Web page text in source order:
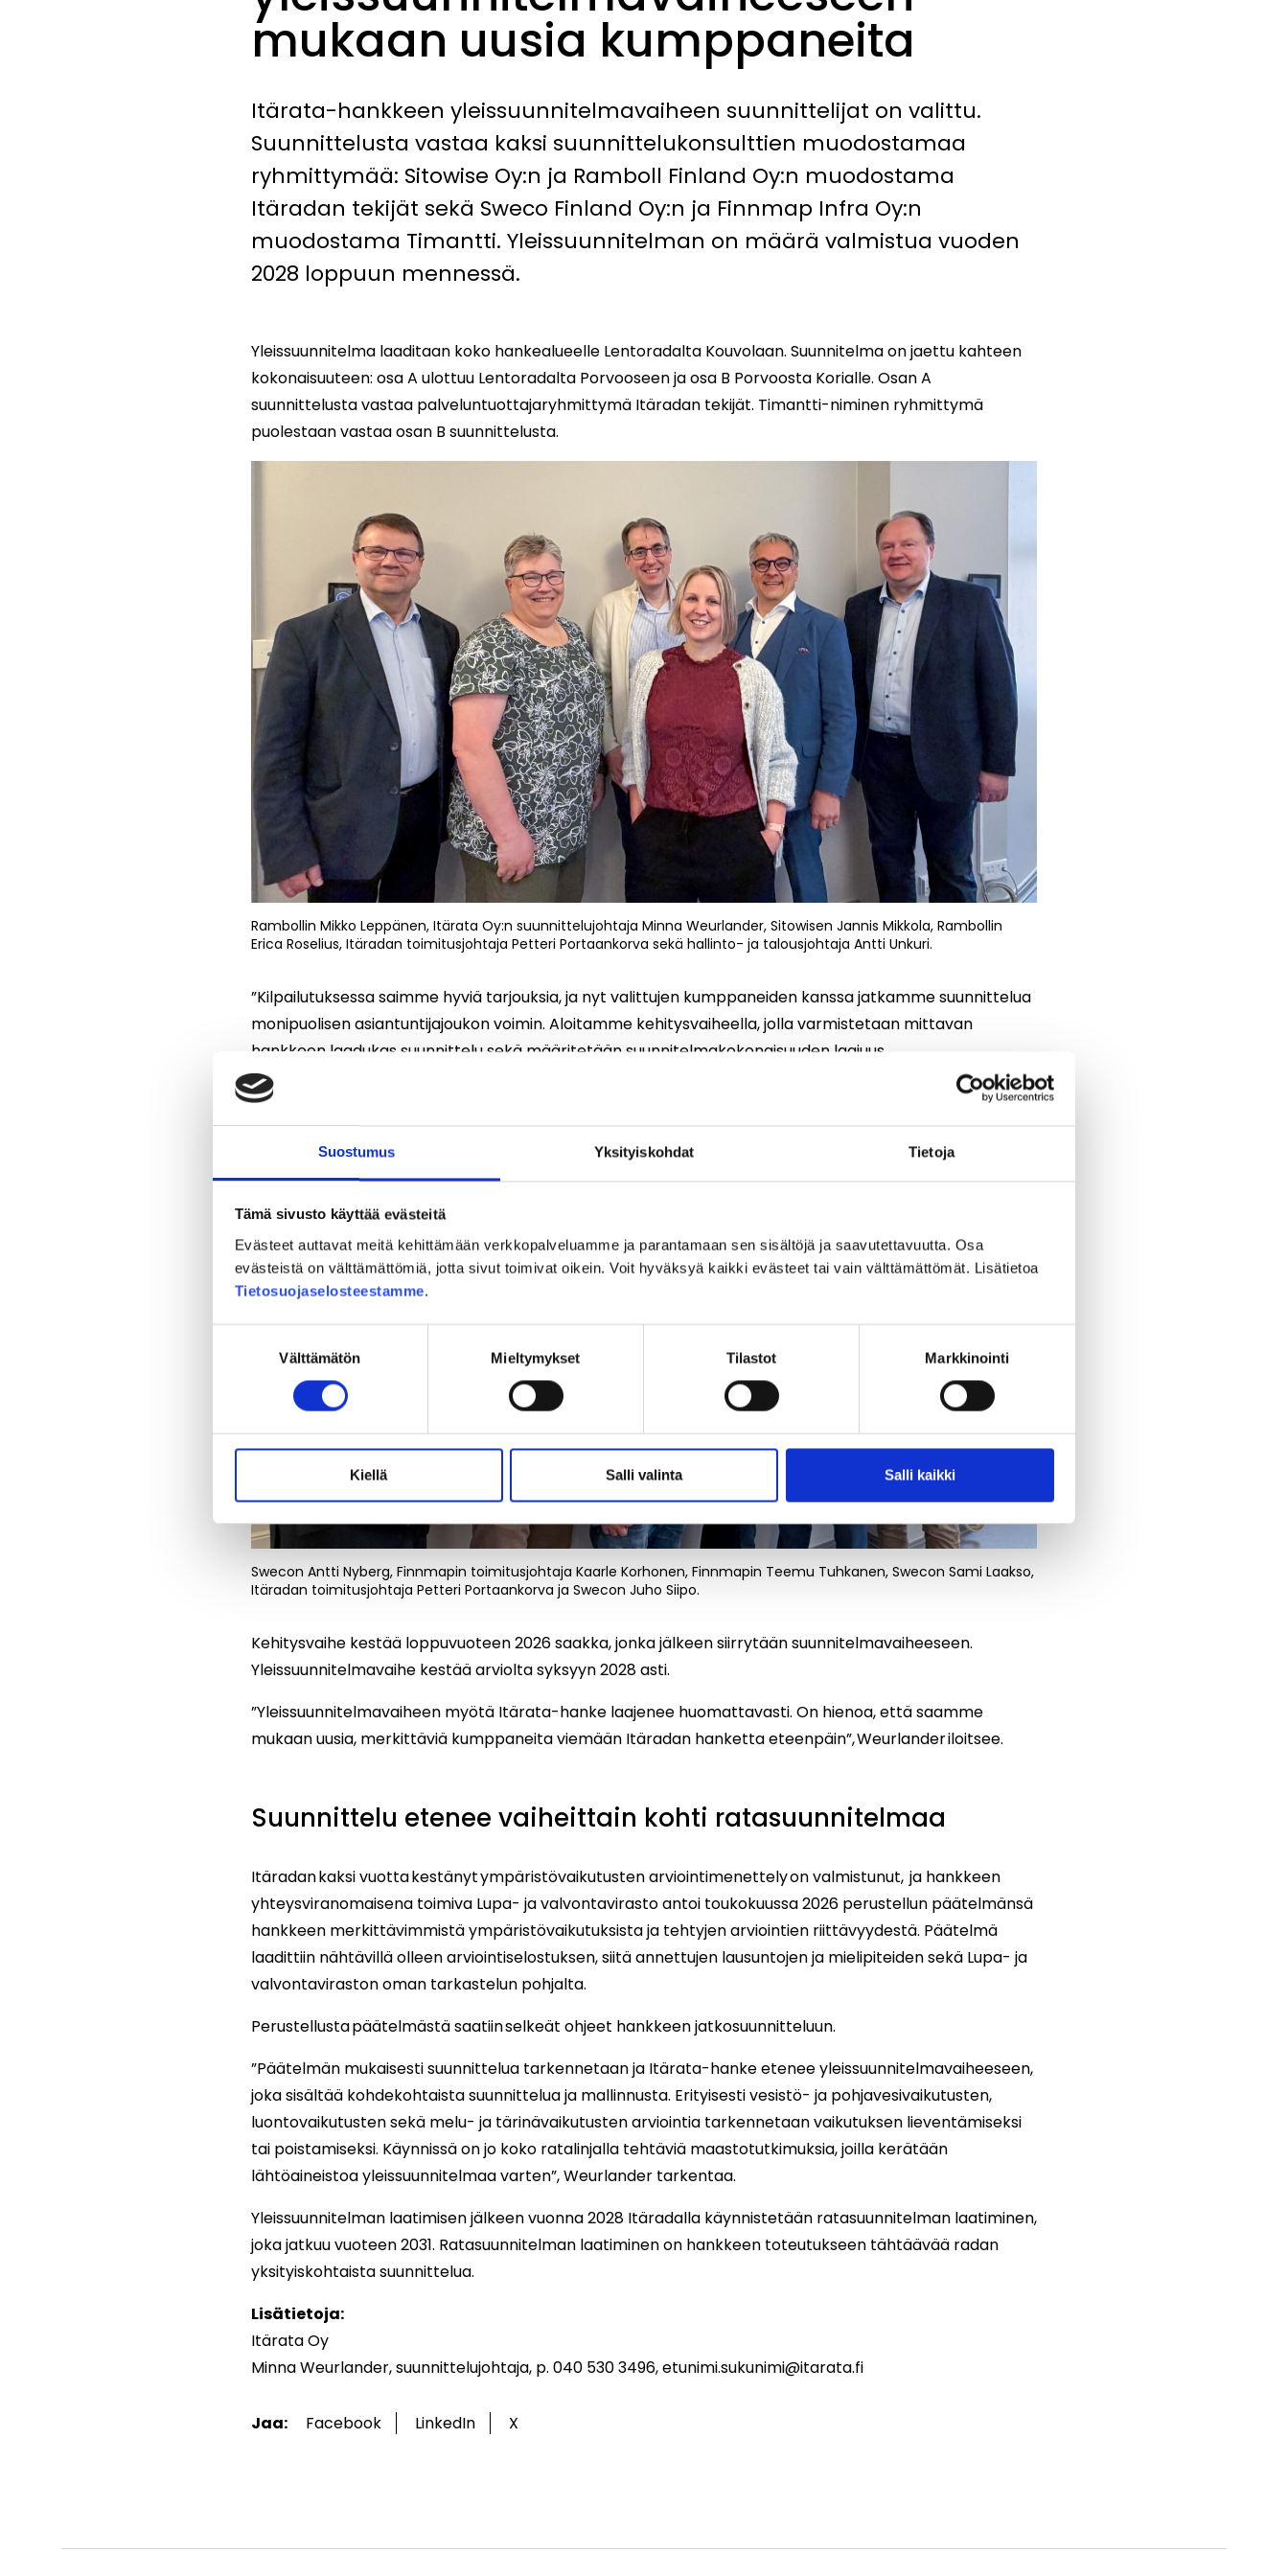
Suostumus Yksityiskohdat Tietoja
Tämä sivusto käyttää evästeitä
Evästeet auttavat meitä kehittämään verkkopalveluamme ja parantamaan sen sisältöjä ja saavutettavuutta. Osa
evästeistä on välttämättömiä, jotta sivut toimivat oikein. Voit hyväksyä kaikki evästeet tai vain välttämättömät. Lisätietoa
Tietosuojaselosteestamme.
Välttämätön Mieltymykset Tilastot Markkinointi
Kiellä Salli valinta Salli kaikki
mukaan uusia kumppaneita
Itärata-hankkeen yleissuunnitelmavaiheen suunnittelijat on valittu.
Suunnittelusta vastaa kaksi suunnittelukonsulttien muodostamaa
ryhmittymää: Sitowise Oy:n ja Ramboll Finland Oy:n muodostama
Itäradan tekijät sekä Sweco Finland Oy:n ja Finnmap Infra Oy:n
muodostama Timantti. Yleissuunnitelman on määrä valmistua vuoden
2028 loppuun mennessä.
Yleissuunnitelma laaditaan koko hankealueelle Lentoradalta Kouvolaan. Suunnitelma on jaettu kahteen
kokonaisuuteen: osa A ulottuu Lentoradalta Porvooseen ja osa B Porvoosta Korialle. Osan A
suunnittelusta vastaa palveluntuottajaryhmittymä Itäradan tekijät. Timantti-niminen ryhmittymä
puolestaan vastaa osan B suunnittelusta.
Rambollin Mikko Leppänen, Itärata Oy:n suunnittelujohtaja Minna Weurlander, Sitowisen Jannis Mikkola, Rambollin
Erica Roselius, Itäradan toimitusjohtaja Petteri Portaankorva sekä hallinto- ja talousjohtaja Antti Unkuri.
”Kilpailutuksessa saimme hyviä tarjouksia, ja nyt valittujen kumppaneiden kanssa jatkamme suunnittelua
monipuolisen asiantuntijajoukon voimin. Aloitamme kehitysvaiheella, jolla varmistetaan mittavan
hankkeen laadukas suunnittelu sekä määritetään suunnitelmakokonaisuuden laajuus,
suunnitteluaikataulu ja yhteiset toimintatavat”, kertoo Itäradan suunnittelujohtaja
Minna Weurlander.
Swecon Antti Nyberg, Finnmapin toimitusjohtaja Kaarle Korhonen, Finnmapin Teemu Tuhkanen, Swecon Sami Laakso,
Itäradan toimitusjohtaja Petteri Portaankorva ja Swecon Juho Siipo.
Kehitysvaihe kestää loppuvuoteen 2026 saakka, jonka jälkeen siirrytään suunnitelmavaiheeseen.
Yleissuunnitelmavaihe kestää arviolta syksyyn 2028 asti.
”Yleissuunnitelmavaiheen myötä Itärata-hanke laajenee huomattavasti. On hienoa, että saamme
mukaan uusia, merkittäviä kumppaneita viemään Itäradan hanketta eteenpäin”, Weurlander iloitsee.
Suunnittelu etenee vaiheittain kohti ratasuunnitelmaa
Itäradan kaksi vuotta kestänyt ympäristövaikutusten arviointimenettely on valmistunut, ja hankkeen
yhteysviranomaisena toimiva Lupa- ja valvontavirasto antoi toukokuussa 2026 perustellun päätelmänsä
hankkeen merkittävimmistä ympäristövaikutuksista ja tehtyjen arviointien riittävyydestä. Päätelmä
laadittiin nähtävillä olleen arviointiselostuksen, siitä annettujen lausuntojen ja mielipiteiden sekä Lupa- ja
valvontaviraston oman tarkastelun pohjalta.
Perustellusta päätelmästä saatiin selkeät ohjeet hankkeen jatkosuunnitteluun.
”Päätelmän mukaisesti suunnittelua tarkennetaan ja Itärata-hanke etenee yleissuunnitelmavaiheeseen,
joka sisältää kohdekohtaista suunnittelua ja mallinnusta. Erityisesti vesistö- ja pohjavesivaikutusten,
luontovaikutusten sekä melu- ja tärinävaikutusten arviointia tarkennetaan vaikutuksen lieventämiseksi
tai poistamiseksi. Käynnissä on jo koko ratalinjalla tehtäviä maastotutkimuksia, joilla kerätään
lähtöaineistoa yleissuunnitelmaa varten”, Weurlander tarkentaa.
Yleissuunnitelman laatimisen jälkeen vuonna 2028 Itäradalla käynnistetään ratasuunnitelman laatiminen,
joka jatkuu vuoteen 2031. Ratasuunnitelman laatiminen on hankkeen toteutukseen tähtäävää radan
yksityiskohtaista suunnittelua.
Lisätietoja:
Itärata Oy
Minna Weurlander, suunnittelujohtaja, p. 040 530 3496, etunimi.sukunimi@itarata.fi
Jaa: Facebook LinkedIn X